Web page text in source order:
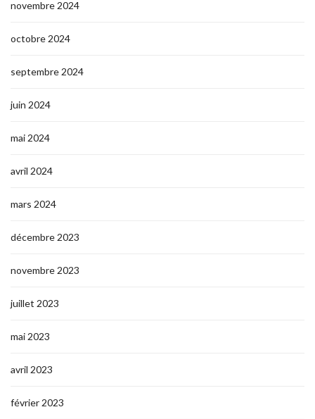
novembre 2024
octobre 2024
septembre 2024
juin 2024
mai 2024
avril 2024
mars 2024
décembre 2023
novembre 2023
juillet 2023
mai 2023
avril 2023
février 2023